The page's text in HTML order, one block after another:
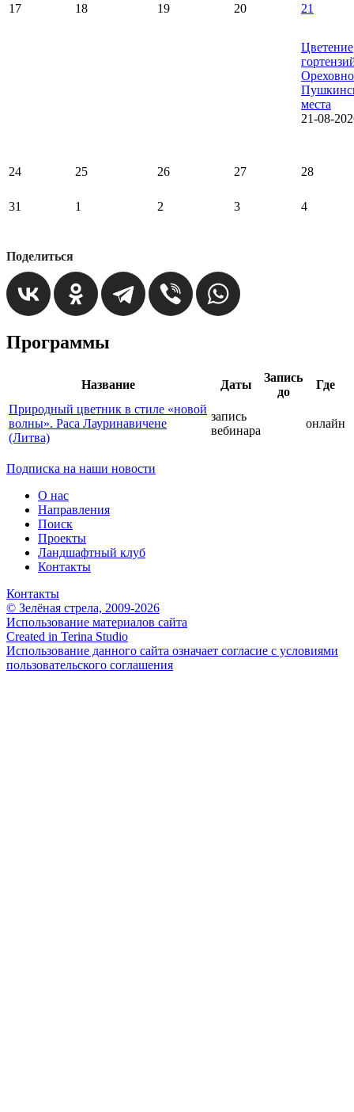
17 18 19 20 21
Цветение
места
21-08-
24 25 26 27 28
31 1 2 3 4
Поделиться
Программы
Название Даты
Запись
до
Где
Природный цветник в стиле «новой
волны». Раса Лауринавичене
(Литва)
запись
вебинара
онлайн
Подписка на наши новости
О нас
Направления
Поиск
Проекты
Ландшафтный клуб
Контакты
Контакты
© Зелёная стрела, 2009-2026
Использование материалов сайта
Created in Terina Studio
Использование данного сайта означает согласие с условиями
пользовательского соглашения